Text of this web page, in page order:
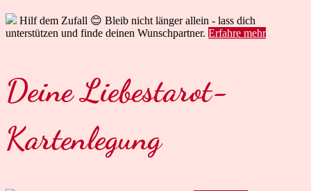
Hilf dem Zufall 😊 Bleib nicht länger allein - lass dich
unterstützen und finde deinen Wunschpartner. Erfahre mehr
Deine Liebestarot-
Kartenlegung